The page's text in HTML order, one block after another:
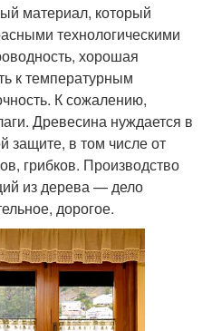
материал, который
технологическими
хорошая
к температурным
К сожалению,
Древесина нуждается в
защите, в том числе от
грибков. Производство
из дерева — дело
дорогое.